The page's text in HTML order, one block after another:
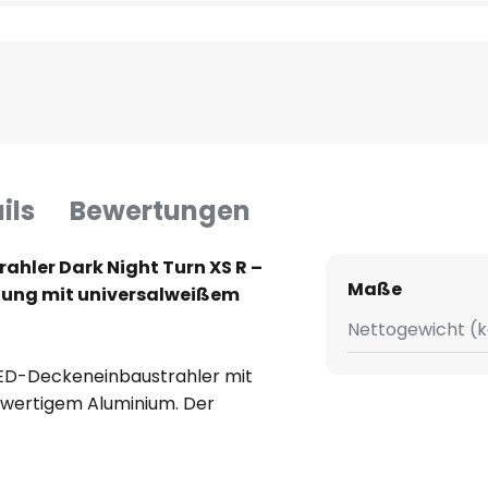
Bewertungen
Dark Night Turn XS R –
mit universalweißem
Deckeneinbaustrahler mit
Aluminium. Der
Maße
Nettogewicht